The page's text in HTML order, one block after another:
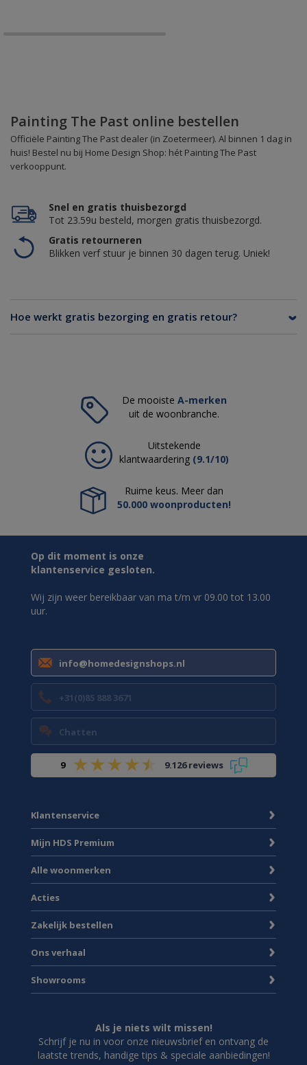
Painting The Past online bestellen
Officiële Painting The Past dealer (in Zoetermeer). Al binnen 1 dag in
huis! Bestel nu bij Home Design Shop: hét Painting The Past
verkooppunt.
Snel en gratis thuisbezorgd
Tot 23.59u besteld, morgen gratis thuisbezorgd.
Gratis retourneren
Blikken verf stuur je binnen 30 dagen terug. Uniek!
Hoe werkt gratis bezorging en gratis retour?
De mooiste A-merken
uit de woonbranche.
Uitstekende
klantwaardering (9.1/10)
Ruime keus. Meer dan
50.000 woonproducten!
Op dit moment is onze
klantenservice gesloten.
Wij zijn weer bereikbaar van ma t/m vr 09.00 tot 13.00
uur.
info@homedesignshops.nl
+31(0)85 888 3671
Chatten
9 9.126 reviews
Klantenservice
Mijn HDS Premium
Alle woonmerken
Acties
Zakelijk bestellen
Ons verhaal
Showrooms
Als je niets wilt missen!
Schrijf je nu in voor onze nieuwsbrief en ontvang de
laatste trends, handige tips & speciale aanbiedingen!